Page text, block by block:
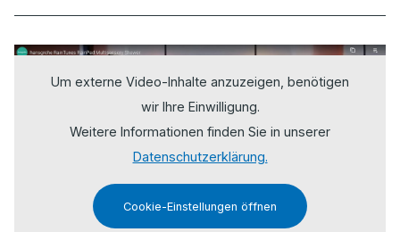
Um externe Video-Inhalte anzuzeigen, benötigen
wir Ihre Einwilligung.
Weitere Informationen finden Sie in unserer
Datenschutzerklärung.
Cookie-Einstellungen öffnen